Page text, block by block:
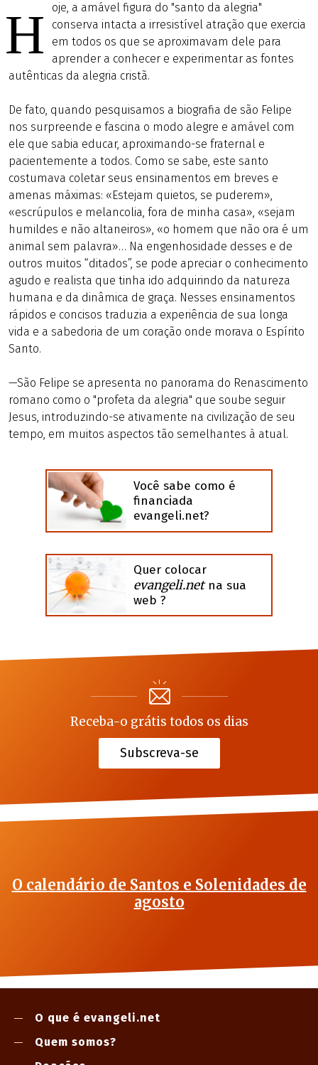
H
oje, a amável figura do "santo da alegria"
conserva intacta a irresistível atração que exercia
em todos os que se aproximavam dele para
aprender a conhecer e experimentar as fontes
autênticas da alegria cristã.
De fato, quando pesquisamos a biografia de são Felipe
nos surpreende e fascina o modo alegre e amável com
ele que sabia educar, aproximando-se fraternal e
pacientemente a todos. Como se sabe, este santo
costumava coletar seus ensinamentos em breves e
amenas máximas: «Estejam quietos, se puderem»,
«escrúpulos e melancolia, fora de minha casa», «sejam
humildes e não altaneiros», «o homem que não ora é um
animal sem palavra»… Na engenhosidade desses e de
outros muitos “ditados”, se pode apreciar o conhecimento
agudo e realista que tinha ido adquirindo da natureza
humana e da dinâmica de graça. Nesses ensinamentos
rápidos e concisos traduzia a experiência de sua longa
vida e a sabedoria de um coração onde morava o Espírito
Santo.
—São Felipe se apresenta no panorama do Renascimento
romano como o "profeta da alegria" que soube seguir
Jesus, introduzindo-se ativamente na civilização de seu
tempo, em muitos aspectos tão semelhantes à atual.
Você sabe como é
financiada
evangeli.net?
Quer colocar
evangeli.netna sua
web ?
Receba-o grátis todos os dias
Subscreva-se
O calendário de Santos e Solenidades de
agosto
O que é evangeli.net
Quem somos?